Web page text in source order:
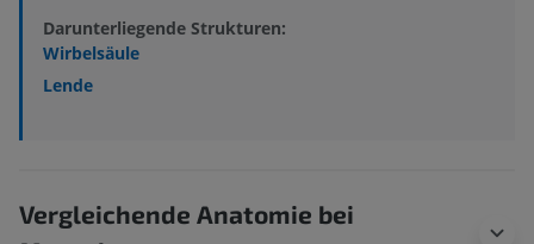
Darunterliegende Strukturen:
Wirbelsäule
Lende
Vergleichende Anatomie bei